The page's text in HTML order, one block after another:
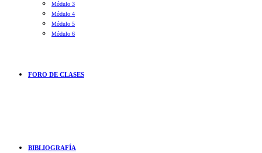
Módulo 3
Módulo 4
Módulo 5
Módulo 6
FORO DE CLASES
BIBLIOGRAFÍA